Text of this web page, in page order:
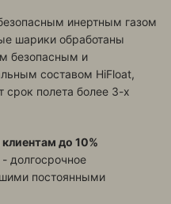
инертным газом
шарики обработаны
безопасным и
составом HiFloat,
срок полета более 3-х
до 10%
долгосрочное
постоянными